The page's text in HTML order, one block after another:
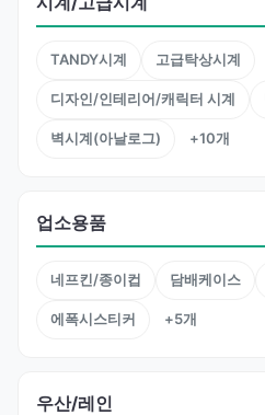
TANDY시계 고급탁상시계
디자인/인테리어/캐릭터 시계
벽시계(아날로그) +10개
업소용품
네프킨/종이컵 담배케이스
에폭시스티커 +5개
우산/레인